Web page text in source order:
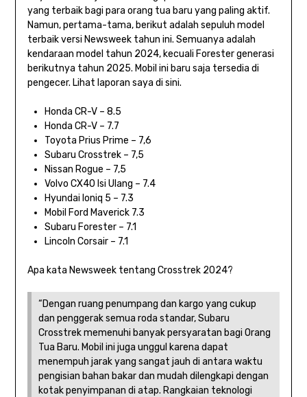
yang terbaik bagi para orang tua baru yang paling aktif.
Namun, pertama-tama, berikut adalah sepuluh model
terbaik versi Newsweek tahun ini. Semuanya adalah
kendaraan model tahun 2024, kecuali Forester generasi
berikutnya tahun 2025. Mobil ini baru saja tersedia di
pengecer. Lihat laporan saya di sini.
Honda CR-V – 8.5
Honda CR-V – 7.7
Toyota Prius Prime – 7,6
Subaru Crosstrek – 7,5
Nissan Rogue – 7,5
Volvo CX40 Isi Ulang – 7.4
Hyundai Ioniq 5 – 7.3
Mobil Ford Maverick 7.3
Subaru Forester – 7.1
Lincoln Corsair – 7.1
Apa kata Newsweek tentang Crosstrek 2024?
“Dengan ruang penumpang dan kargo yang cukup
dan penggerak semua roda standar, Subaru
Crosstrek memenuhi banyak persyaratan bagi Orang
Tua Baru. Mobil ini juga unggul karena dapat
menempuh jarak yang sangat jauh di antara waktu
pengisian bahan bakar dan mudah dilengkapi dengan
kotak penyimpanan di atap. Rangkaian teknologi